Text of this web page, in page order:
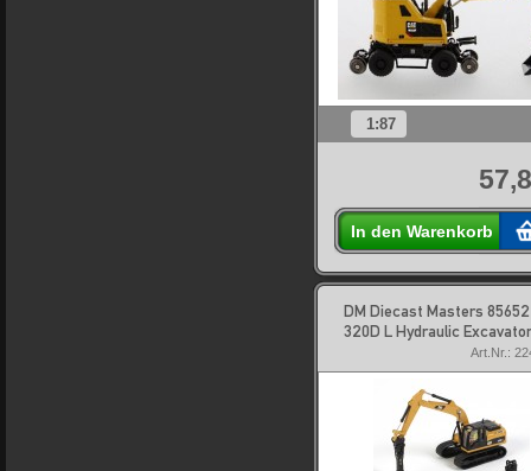
1:87
In den Warenkorb
DM Diecast Masters
320D L Hydraulic Excavator
Art.Nr.: